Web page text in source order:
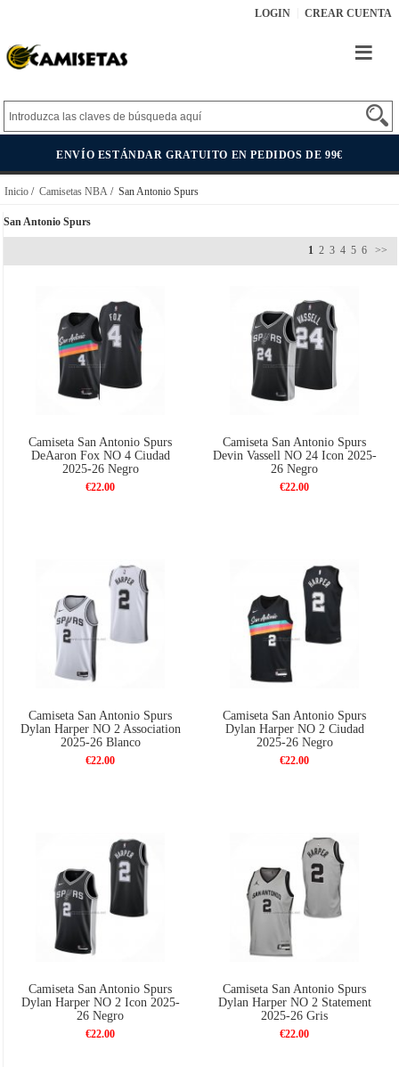
LOGIN CREAR CUENTA
ENVÍO ESTÁNDAR GRATUITO EN PEDIDOS DE 99€
Inicio / Camisetas NBA / San Antonio Spurs
San Antonio Spurs
1 2 3 4 5 6 >>
Camiseta San Antonio Spurs
DeAaron Fox NO 4 Ciudad
2025-26 Negro
€22.00
Camiseta San Antonio Spurs
Devin Vassell NO 24 Icon 2025-
26 Negro
€22.00
Camiseta San Antonio Spurs
Dylan Harper NO 2 Association
2025-26 Blanco
€22.00
Camiseta San Antonio Spurs
Dylan Harper NO 2 Ciudad
2025-26 Negro
€22.00
Camiseta San Antonio Spurs
Dylan Harper NO 2 Icon 2025-
26 Negro
€22.00
Camiseta San Antonio Spurs
Dylan Harper NO 2 Statement
2025-26 Gris
€22.00